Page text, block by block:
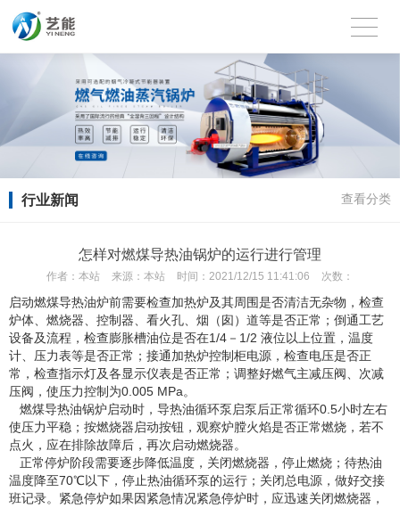
行业新闻 查看分类
怎样对燃煤导热油锅炉的运行进行管理
作者： 本站 来源： 本站 时间： 2021/12/15 11:41:06 次数：
启动燃煤导热油炉前需要检查加热炉及其周围是否清洁无杂物，检查
炉体、燃烧器、控制器、看火孔、烟（囱）道等是否正常；倒通工艺
设备及流程，检查膨胀槽油位是否在1/4－1/2 液位以上位置，温度
计、压力表等是否正常；接通加热炉控制柜电源，检查电压是否正
常，检查指示灯及各显示仪表是否正常；调整好燃气主减压阀、次减
压阀，使压力控制为0.005 MPa。
燃煤导热油锅炉启动时，导热油循环泵启泵后正常循环0.5小时左右
使压力平稳；按燃烧器启动按钮，观察炉膛火焰是否正常燃烧，若不
点火，应在排除故障后，再次启动燃烧器。
正常停炉阶段需要逐步降低温度，关闭燃烧器，停止燃烧；待热油
温度降至70℃以下，停止热油循环泵的运行；关闭总电源，做好交接
班记录。紧急停炉如果因紧急情况紧急停炉时，应迅速关闭燃烧器，